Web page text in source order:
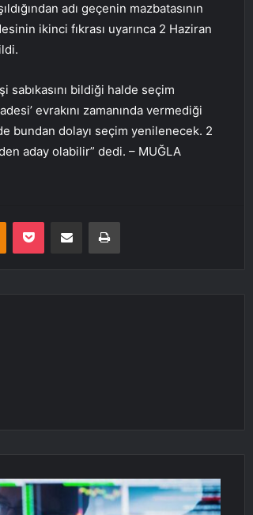
adı geçenin mazbatasının
ikinci fıkrası uyarınca 2 Haziran
sabıkasını bildiği halde seçim
evrakını zamanında vermediği
bundan dolayı seçim yenilenecek. 2
aday olabilir” dedi. – MUĞLA
Odnoklassniki
Pocket E-Posta ile paylaş Yazdır